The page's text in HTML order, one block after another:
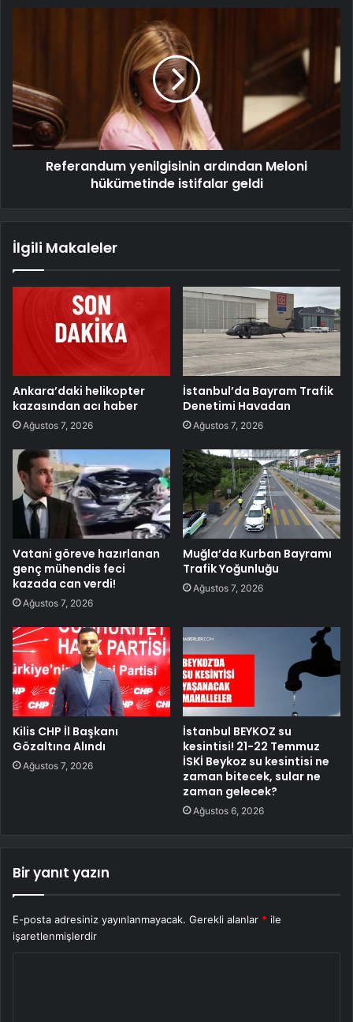
Referandum yenilgisinin ardından Meloni
hükümetinde istifalar geldi
İlgili Makaleler
Ankara’daki helikopter
kazasından acı haber
Ağustos 7, 2026
İstanbul’da Bayram Trafik
Denetimi Havadan
Ağustos 7, 2026
Vatani göreve hazırlanan
genç mühendis feci
kazada can verdi!
Ağustos 7, 2026
Muğla’da Kurban Bayramı
Trafik Yoğunluğu
Ağustos 7, 2026
Kilis CHP İl Başkanı
Gözaltına Alındı
Ağustos 7, 2026
İstanbul BEYKOZ su
kesintisi! 21-22 Temmuz
İSKİ Beykoz su kesintisi ne
zaman bitecek, sular ne
zaman gelecek?
Ağustos 6, 2026
Bir yanıt yazın
E-posta adresiniz yayınlanmayacak. Gerekli alanlar * ile
işaretlenmişlerdir